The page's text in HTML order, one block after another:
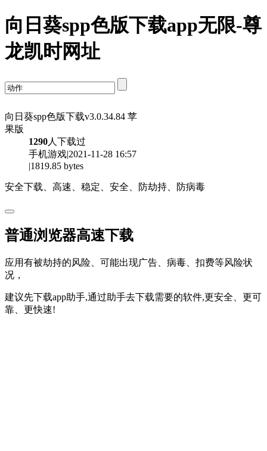
向日葵spp色版下载app无限-尊
龙凯时网址
向日葵spp色版下载v3.0.34.84 苹
果版
1290人下载过
手机游戏|2021-11-28 16:57
|1819.85 bytes
安全下载、高速、稳定、安全、防劫持、防病毒
普通浏览器高速下载
应用有被劫持的风险、可能出现广告、病毒、扣费等风险状
况，
建议先下载app助手,通过助手去下载需要的软件,更安全、更可
靠、更快速!